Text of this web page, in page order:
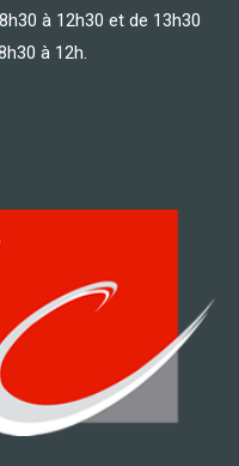
à 12h30 et de 13h30
à 12h.